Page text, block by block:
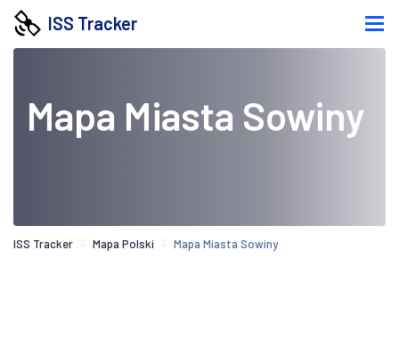
ISS Tracker
Mapa Miasta Sowiny
ISS Tracker Mapa Polski Mapa Miasta Sowiny